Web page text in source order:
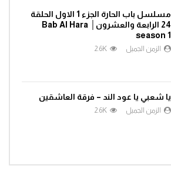
مسلسل باب الحارة الجزء 1 الاول الحلقة
24 الرابعة والعشرون│ Bab Al Hara
season 1
الزمن الجميل 2.6K
يا شعبي يا عود الند – فرقة العاشقين
الزمن الجميل 2.6K